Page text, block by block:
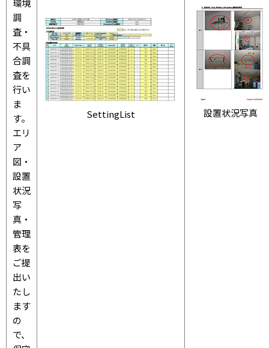
調
査・
不具
合調
査を
行い
ま
す。
エリ
ア
図・
設置
状況
写
真・
管理
表を
ご提
出い
たし
ます
の
で、
SettingList 設置状況写真